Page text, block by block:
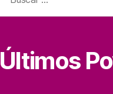
Últimos